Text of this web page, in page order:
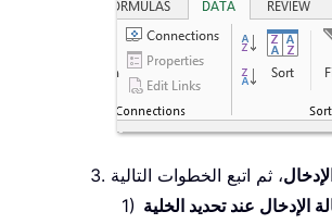
الإدخال عند تحديد الخلية